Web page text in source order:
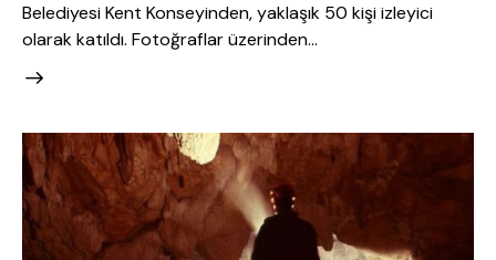
Belediyesi Kent Konseyinden, yaklaşık 50 kişi izleyici
olarak katıldı. Fotoğraflar üzerinden…